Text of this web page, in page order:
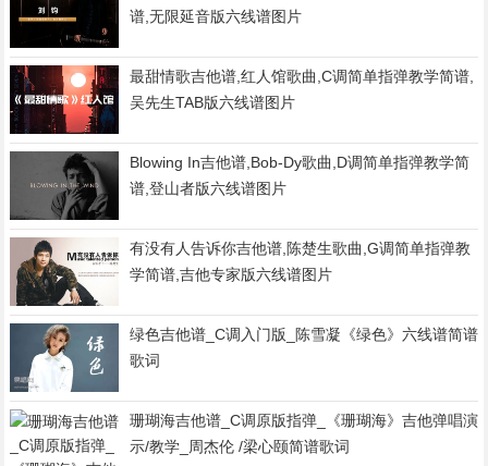
谱,无限延音版六线谱图片
最甜情歌吉他谱,红人馆歌曲,C调简单指弹教学简谱,
吴先生TAB版六线谱图片
Blowing In吉他谱,Bob-Dy歌曲,D调简单指弹教学简
谱,登山者版六线谱图片
有没有人告诉你吉他谱,陈楚生歌曲,G调简单指弹教
学简谱,吉他专家版六线谱图片
绿色吉他谱_C调入门版_陈雪凝《绿色》六线谱简谱
歌词
珊瑚海吉他谱_C调原版指弹_《珊瑚海》吉他弹唱演
示/教学_周杰伦 /梁心颐简谱歌词